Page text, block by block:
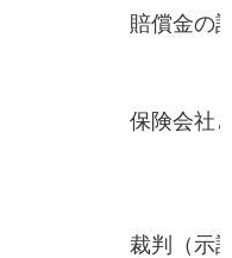
賠償金の
保険会社
裁判（示